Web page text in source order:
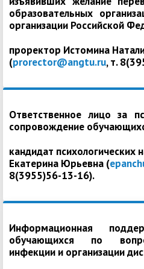
образовательных
организации Российской
проректор Истомина
(prorector@angtu.ru, т.
Ответственное лицо за
сопровождение
кандидат психологических
Екатерина Юрьевна (
8(3955)56-13-16).
Информационная
обучающихся по
инфекции и организации